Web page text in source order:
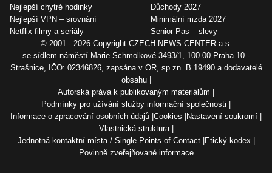
Nejlepší chytré hodinky
Nejlepší VPN – srovnání
Netflix filmy a seriály
Důchody 2027
Minimální mzda 2027
Senior Pas – slevy
© 2001 - 2026 Copyright CZECH NEWS CENTER a.s.
se sídlem náměstí Marie Schmolkové 3493/1, 100 00 Praha 10 -
Strašnice, IČO: 02346826, zapsána v OR, sp.zn. B 19490 a dodavatelé
obsahu
Autorská práva k publikovaným materiálům
Podmínky pro užívání služby informační společnosti
Informace o zpracování osobních údajů Cookies Nastavení soukromí
Vlastnická struktura
Jednotná kontaktní místa / Single Points of Contact Etický kodex
Povinně zveřejňované informace